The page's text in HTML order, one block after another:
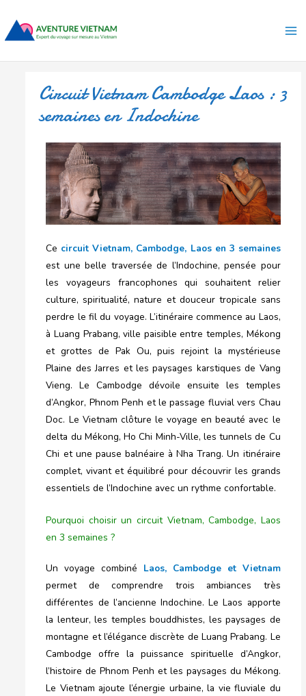
contenu
Circuit Vietnam Cambodge Laos : 3
semaines en Indochine
Ce circuit Vietnam, Cambodge, Laos en 3 semaines
est une belle traversée de l’Indochine, pensée pour
les voyageurs francophones qui souhaitent relier
culture, spiritualité, nature et douceur tropicale sans
perdre le fil du voyage. L’itinéraire commence au Laos,
à Luang Prabang, ville paisible entre temples, Mékong
et grottes de Pak Ou, puis rejoint la mystérieuse
Plaine des Jarres et les paysages karstiques de Vang
Vieng. Le Cambodge dévoile ensuite les temples
d’Angkor, Phnom Penh et le passage fluvial vers Chau
Doc. Le Vietnam clôture le voyage en beauté avec le
delta du Mékong, Ho Chi Minh-Ville, les tunnels de Cu
Chi et une pause balnéaire à Nha Trang. Un itinéraire
complet, vivant et équilibré pour découvrir les grands
essentiels de l’Indochine avec un rythme confortable.
Pourquoi choisir un circuit Vietnam, Cambodge, Laos
en 3 semaines ?
Un voyage combiné Laos, Cambodge et Vietnam
permet de comprendre trois ambiances très
différentes de l’ancienne Indochine. Le Laos apporte
la lenteur, les temples bouddhistes, les paysages de
montagne et l’élégance discrète de Luang Prabang. Le
Cambodge offre la puissance spirituelle d’Angkor,
l’histoire de Phnom Penh et les paysages du Mékong.
Le Vietnam ajoute l’énergie urbaine, la vie fluviale du